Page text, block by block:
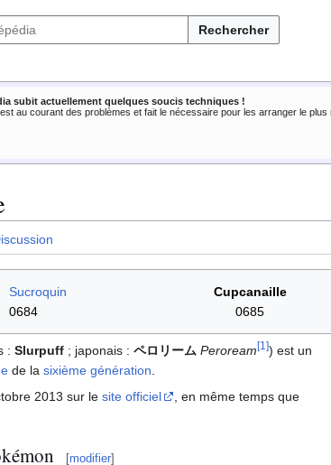
Rechercher
subit actuellement quelques soucis techniques !
est au courant des problèmes et fait le nécessaire pour les arranger le
Sucroquin
0684
Cupcanaille
0685
: Slurpuff ; japonais : ペロリーム Peroream [1 ]) est un
de la sixième génération
2013 sur le site officiel
, en même temps que
[modifier]